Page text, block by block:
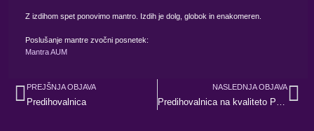
Z izdihom spet ponovimo mantro. Izdih je dolg, globok in enakomeren.
Poslušanje mantre zvočni posnetek:
Mantra AUM
Prev
PREJŠNJA OBJAVA
Predihovalnica
NASLEDNJA OBJAVA
Predihovalnica na kvaliteto PRIJAZNOST